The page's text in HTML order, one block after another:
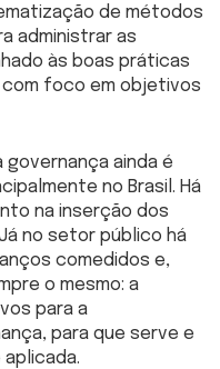
de métodos
administrar as
às boas práticas
foco em objetivos
ainda é
no Brasil. Há
na inserção dos
no setor público há
comedidos e,
o mesmo: a
para a
para que serve e